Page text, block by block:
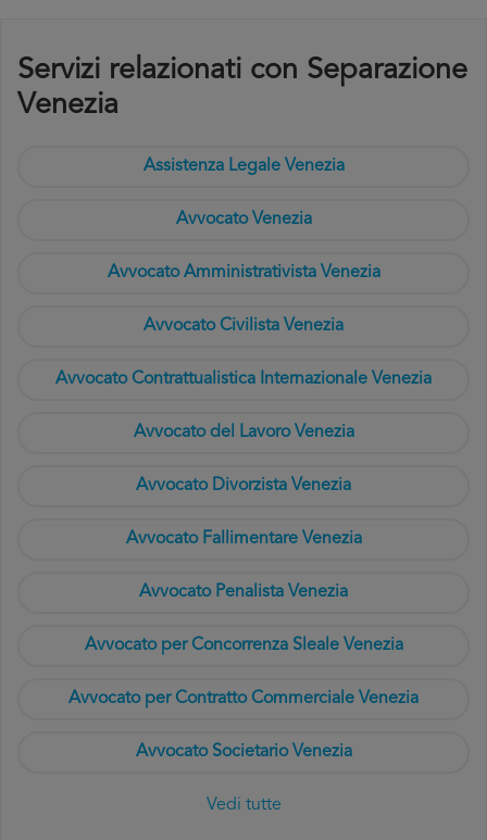
Servizi relazionati con Separazione
Venezia
Assistenza Legale Venezia
Avvocato Venezia
Avvocato Amministrativista Venezia
Avvocato Civilista Venezia
Avvocato Contrattualistica Internazionale Venezia
Avvocato del Lavoro Venezia
Avvocato Divorzista Venezia
Avvocato Fallimentare Venezia
Avvocato Penalista Venezia
Avvocato per Concorrenza Sleale Venezia
Avvocato per Contratto Commerciale Venezia
Avvocato Societario Venezia
Vedi tutte